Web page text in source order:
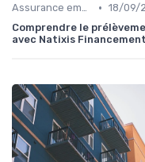
Assurance emprunteur • 18/09/
Comprendre le
avec Natixis Financement